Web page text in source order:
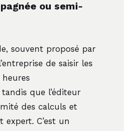
ou semi-
souvent proposé par
de saisir les
que l’éditeur
des calculs et
C’est un